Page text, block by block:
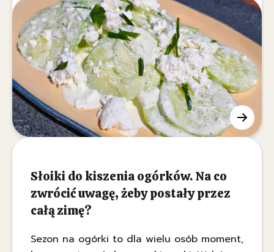
Chociaż większość z nas przygotowuje ją
na bazie samej śmietany lub jogurtu, w
Małopolsce od pokoleń króluje zupełnie
inna, jeszcze bardziej pożywna receptura.
Słoiki do kiszenia ogórków. Na co
zwrócić uwagę, żeby postały przez
całą zimę?
Sezon na ogórki to dla wielu osób moment,